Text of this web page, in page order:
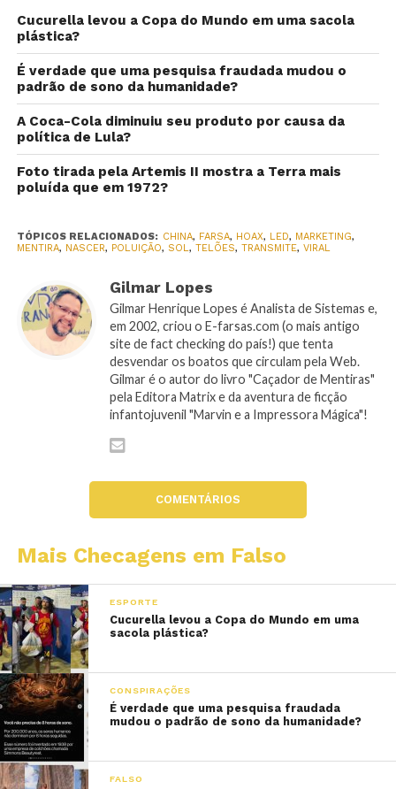
Cucurella levou a Copa do Mundo em uma sacola
plástica?
É verdade que uma pesquisa fraudada mudou o
padrão de sono da humanidade?
A Coca-Cola diminuiu seu produto por causa da
política de Lula?
Foto tirada pela Artemis II mostra a Terra mais
poluída que em 1972?
TÓPICOS RELACIONADOS: CHINA, FARSA, HOAX, LED, MARKETING,
MENTIRA, NASCER, POLUIÇÃO, SOL, TELÕES, TRANSMITE, VIRAL
Gilmar Lopes
Gilmar Henrique Lopes é Analista de Sistemas e,
em 2002, criou o E-farsas.com (o mais antigo
site de fact checking do país!) que tenta
desvendar os boatos que circulam pela Web.
Gilmar é o autor do livro "Caçador de Mentiras"
pela Editora Matrix e da aventura de ficção
infantojuvenil "Marvin e a Impressora Mágica"!
COMENTÁRIOS
Mais Checagens em Falso
ESPORTE
Cucurella levou a Copa do Mundo em uma
sacola plástica?
CONSPIRAÇÕES
É verdade que uma pesquisa fraudada
mudou o padrão de sono da humanidade?
FALSO